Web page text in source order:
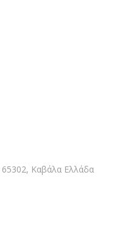
65302, Καβάλα Ελλάδα